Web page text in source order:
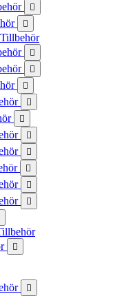













